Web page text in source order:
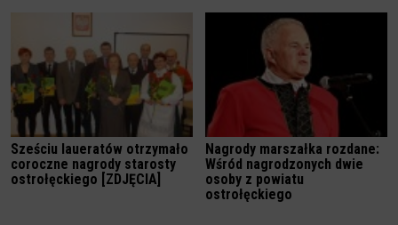
Sześciu laueratów otrzymało
coroczne nagrody starosty
ostrołęckiego [ZDJĘCIA]
Nagrody marszałka rozdane:
Wśród nagrodzonych dwie
osoby z powiatu
ostrołęckiego